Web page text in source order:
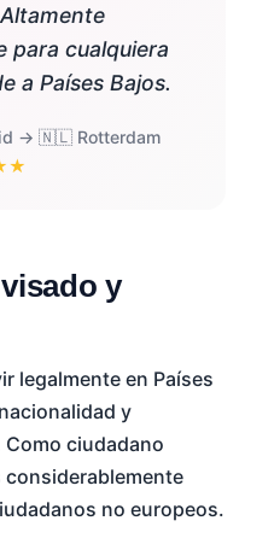
para cualquiera
a Países Bajos.
→ 🇳🇱 Rotterdam
y
legalmente en Países
y
ciudadano
no europeos.